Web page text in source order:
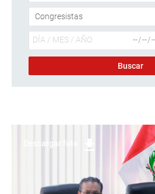
Descargar foto